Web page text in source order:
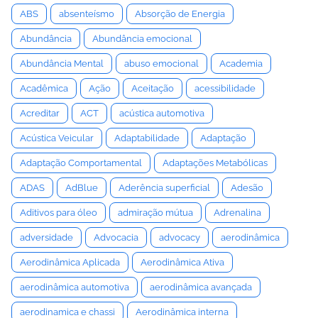
ABS absenteísmo Absorção de Energia
Abundância Abundância emocional
Abundância Mental abuso emocional Academia
Acadêmica Ação Aceitação acessibilidade
Acreditar ACT acústica automotiva
Acústica Veicular Adaptabilidade Adaptação
Adaptação Comportamental Adaptações Metabólicas
ADAS AdBlue Aderência superficial Adesão
Aditivos para óleo admiração mútua Adrenalina
adversidade Advocacia advocacy aerodinâmica
Aerodinâmica Aplicada Aerodinâmica Ativa
aerodinâmica automotiva aerodinâmica avançada
aerodinamica e chassi Aerodinâmica interna